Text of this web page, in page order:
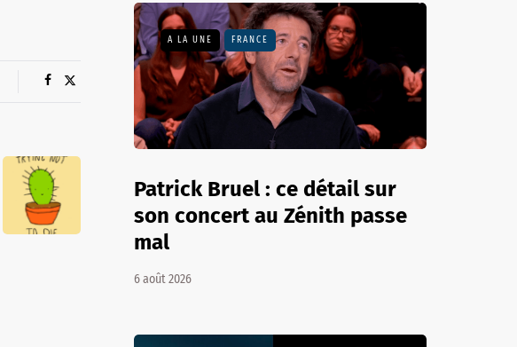
A LA UNE FRANCE
Patrick Bruel : ce détail sur
son concert au Zénith passe
mal
6 août 2026